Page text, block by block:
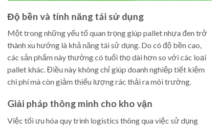
Độ bền và tính năng tái sử dụng
Một trong những yếu tố quan trọng giúp pallet nhựa đen trở
thành xu hướng là khả năng tái sử dụng. Do có độ bền cao,
các sản phẩm này thường có tuổi thọ dài hơn so với các loại
pallet khác. Điều này không chỉ giúp doanh nghiệp tiết kiệm
chi phí mà còn giảm thiểu lượng rác thải ra môi trường.
Giải pháp thông minh cho kho vận
Việc tối ưu hóa quy trình logistics thông qua việc sử dụng